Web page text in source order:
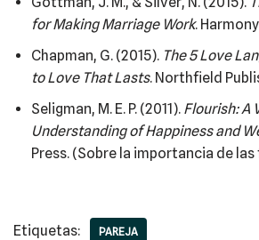
for Making Marriage Work.
Chapman, G. (2015). The 5 Love
to Love That Lasts. Northfield
Seligman, M. E. P. (2011). Flourish: A
Understanding of Happiness and
Press. (Sobre la importancia de
Etiquetas: PAREJA